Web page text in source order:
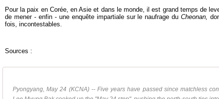
Pour la paix en Corée, en Asie et dans le monde, il est grand temps de
de mener - enfin - une enquête impartiale sur le naufrage duCheonan,
fois, incontestables.
Sources :
Pyongyang, May 24 (KCNA) -- Five years have passed since matchless